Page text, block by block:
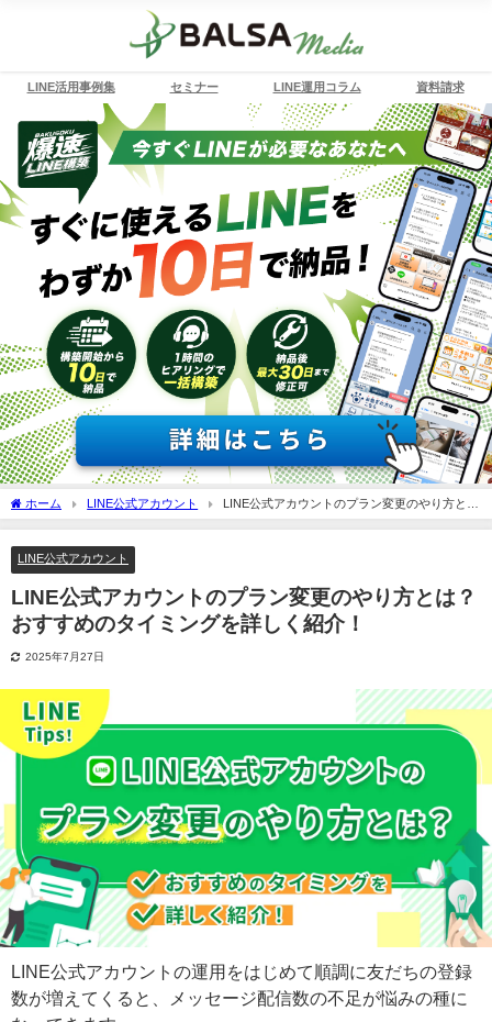
LINE活用事例集 セミナー LINE運用コラム 資料請求
ホーム LINE公式アカウント
LINE公式アカウントのプラン変更のやり方と
は？おすすめのタイミングを詳しく紹介！
LINE公式アカウント
LINE公式アカウントのプラン変更のやり方とは？
おすすめのタイミングを詳しく紹介！
2025年7月27日
LINE公式アカウントの運用をはじめて順調に友だちの登録
数が増えてくると、メッセージ配信数の不足が悩みの種に